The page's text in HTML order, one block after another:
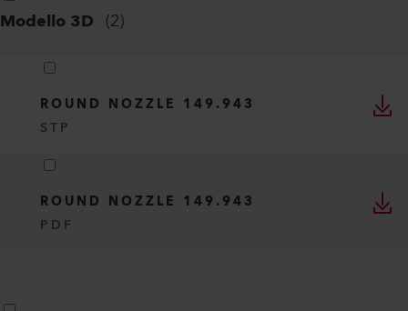
Modello 3D (2)
ROUND NOZZLE 149.943
STP
ROUND NOZZLE 149.943
PDF